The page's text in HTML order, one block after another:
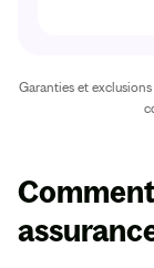
Garanties et
Comment